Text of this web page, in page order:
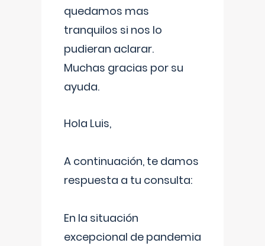
quedamos mas
tranquilos si nos lo
pudieran aclarar.
Muchas gracias por su
ayuda.
Hola Luis,
A continuación, te damos
respuesta a tu consulta:
En la situación
excepcional de pandemia